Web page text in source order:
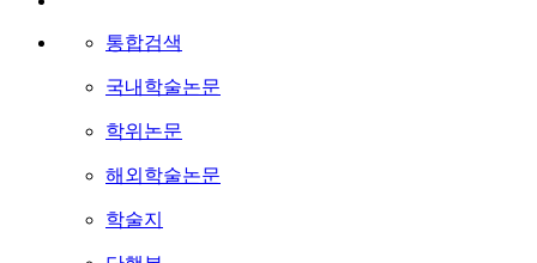
통합검색
국내학술논문
학위논문
해외학술논문
학술지